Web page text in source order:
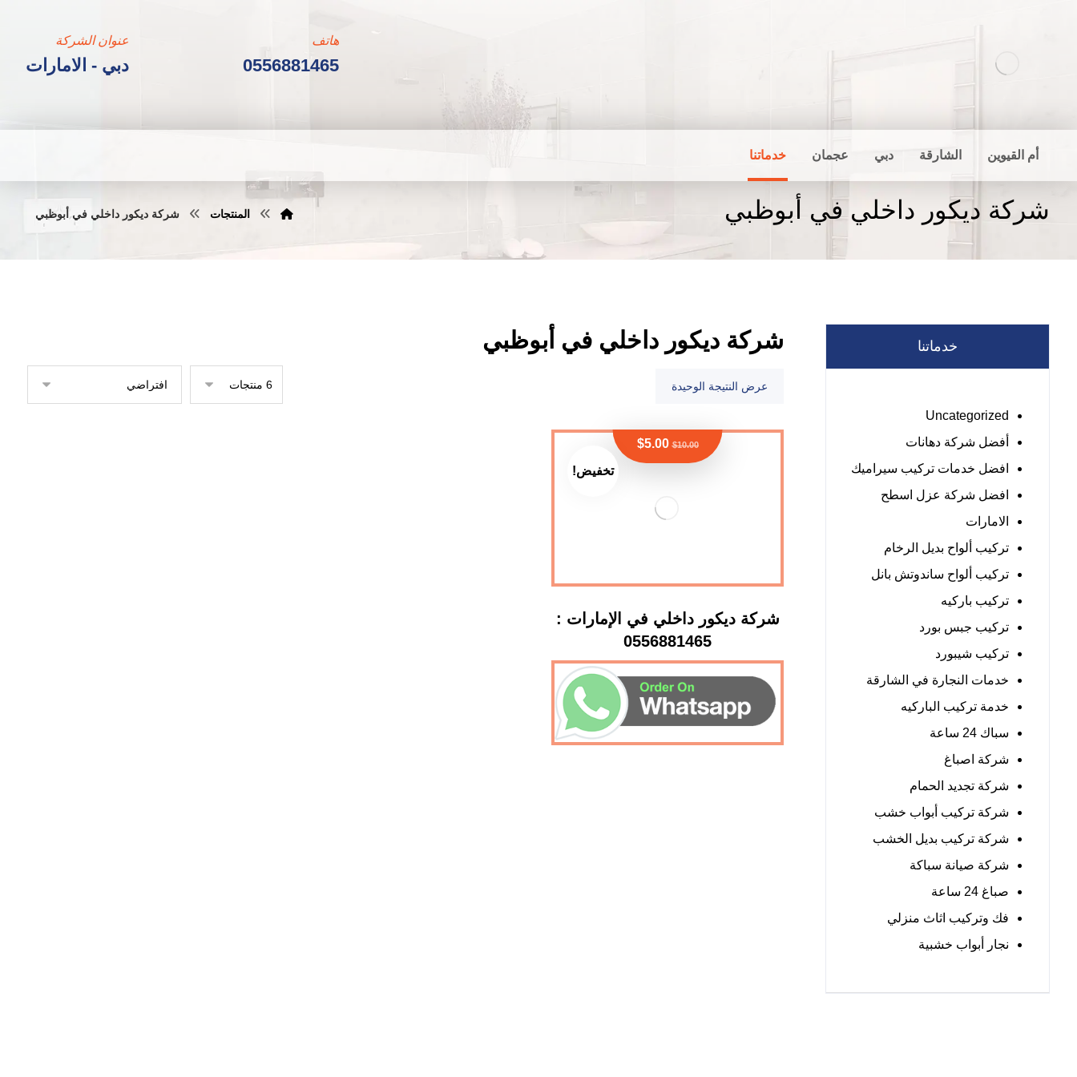
عنوان الشركة
دبي - الامارات
هاتف
0556881465
أم القيوين الشارقة دبي عجمان خدماتنا
شركة ديكور داخلي في أبوظبي المنتجات شركة ديكور داخلي في أبوظبي
شركة ديكور داخلي في أبوظبي
عرض النتيجة الوحيدة
تخفيض!
شركة ديكور داخلي في الإمارات :
0556881465
$10.00
$5.00
خدماتنا
Uncategorized
أفضل شركة دهانات
افضل خدمات تركيب سيراميك
افضل شركة عزل اسطح
الامارات
تركيب ألواح بديل الرخام
تركيب ألواح ساندوتش بانل
تركيب باركيه
تركيب جبس بورد
تركيب شيبورد
خدمات النجارة في الشارقة
خدمة تركيب الباركيه
سباك 24 ساعة
شركة اصباغ
شركة تجديد الحمام
شركة تركيب أبواب خشب
شركة تركيب بديل الخشب
شركة صيانة سباكة
صباغ 24 ساعة
فك وتركيب اثاث منزلي
نجار أبواب خشبية